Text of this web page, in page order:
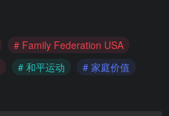
# Family Federation USA
# 和平运动
# 家庭价值